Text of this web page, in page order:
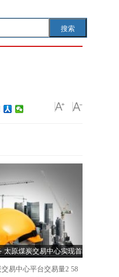
搜索
太原煤炭交易中心实现首
门红”
易中心平台交易量2 58